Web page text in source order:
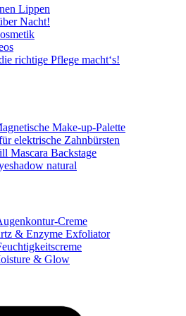
Lippen
Nacht!
richtige Pflege macht‘s!
Make-up-Palette
elektrische Zahnbürsten
Mascara Backstage
natural
Creme
& Enzyme Exfoliator
& Glow